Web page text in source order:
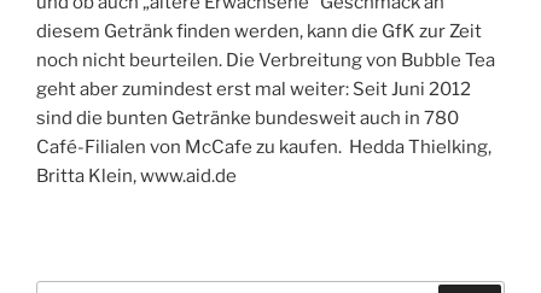
diesem Getränk finden werden, kann die GfK zur Zeit
noch nicht beurteilen. Die Verbreitung von Bubble Tea
geht aber zumindest erst mal weiter: Seit Juni 2012
sind die bunten Getränke bundesweit auch in 780
Café-Filialen von McCafe zu kaufen. Hedda Thielking,
Britta Klein, www.aid.de